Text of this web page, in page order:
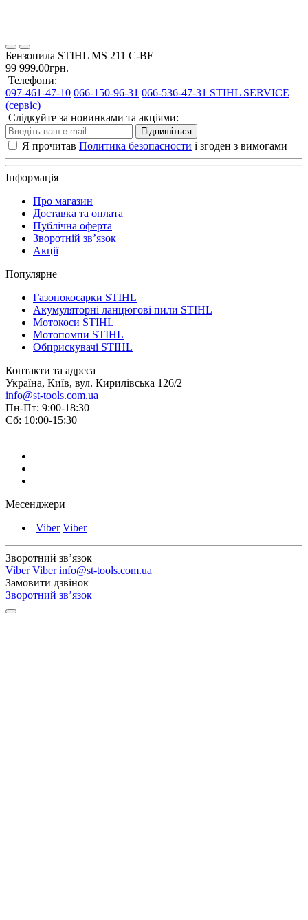
Бензопила STIHL MS 211 C-BE
99 999.00грн.
Телефони:
097-461-47-10 066-150-96-31 066-536-47-31 STIHL SERVICE
(сервіс)
Слідкуйте за новинками та акціями:
Підпишіться
Я прочитав Политика безопасности і згоден з вимогами
Інформація
Про магазин
Доставка та оплата
Публічна оферта
Зворотній зв’язок
Акції
Популярне
Газонокосарки STIHL
Акумуляторні ланцюгові пили STIHL
Мотокоси STIHL
Мотопомпи STIHL
Обприскувачі STIHL
Контакти та адреса
Україна, Київ, вул. Кирилівська 126/2
info@st-tools.com.ua
Пн-Пт: 9:00-18:30
Сб: 10:00-15:30
Месенджери
Viber Viber
Зворотний зв’язок
Viber Viber info@st-tools.com.ua
Замовити дзвінок
Зворотний зв’язок